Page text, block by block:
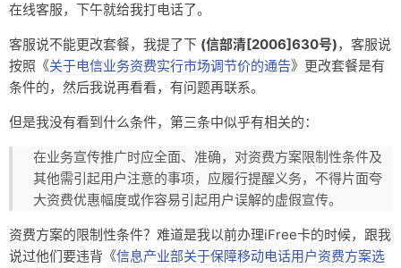
在线客服，下午就给我打电话了。
客服说不能更改套餐，我提了下 (信部清[2006]630号)，客服说
按照《关于电信业务资费实行市场调节价的通告》更改套餐是有
条件的，然后我说再看看，有问题再联系。
但是我没有看到什么条件，第三条中似乎有相关的：
在业务宣传推广时应全面、准确，对资费方案限制性条件及
其他需引起用户注意的事项，应履行提醒义务，不得片面夸
大资费优惠幅度或作容易引起用户误解的虚假宣传。
资费方案的限制性条件？难道是我以前办理iFree卡的时候，跟我
说过他们要违背《信息产业部关于保障移动电话用户资费方案选